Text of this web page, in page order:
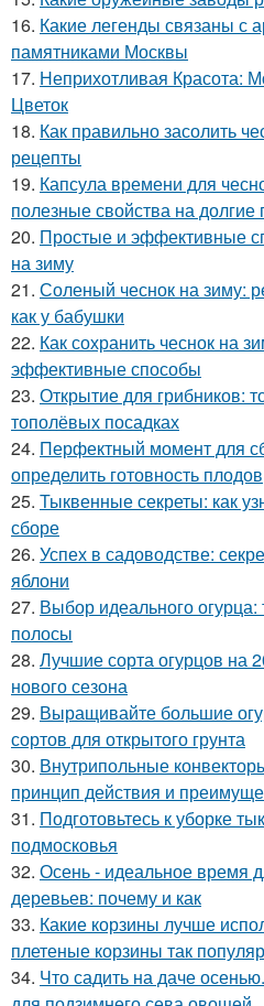
16. Какие легенды связаны с
памятниками Москвы
17. Неприхотливая Красота:
Цветок
18. Как правильно засолить
рецепты
19. Капсула времени для
полезные свойства на долгие
20. Простые и эффективные
на зиму
21. Соленый чеснок на зиму:
как у бабушки
22. Как сохранить чеснок на
эффективные способы
23. Открытие для грибников:
тополёвых посадках
24. Перфектный момент для
определить готовность плодов
25. Тыквенные секреты: как
сборе
26. Успех в садоводстве:
яблони
27. Выбор идеального
полосы
28. Лучшие сорта огурцов на
нового сезона
29. Выращивайте большие
сортов для открытого грунта
30. Внутрипольные
принцип действия и
31. Подготовьтесь к уборке
подмосковья
32. Осень - идеальное время
деревьев: почему и как
33. Какие корзины лучше
плетеные корзины так
34. Что садить на даче